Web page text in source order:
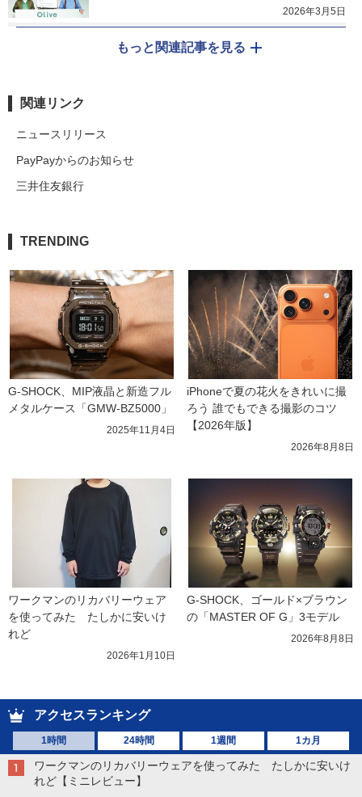
2026年3月5日
もっと関連記事を見る
関連リンク
ニュースリリース
PayPayからのお知らせ
三井住友銀行
TRENDING
G-SHOCK、MIP液晶と新造フル
メタルケース「GMW-BZ5000」
2025年11月4日
iPhoneで夏の花火をきれいに撮
ろう 誰でもできる撮影のコツ
【2026年版】
2026年8月8日
ワークマンのリカバリーウェア
を使ってみた　たしかに安いけ
れど
2026年1月10日
G-SHOCK、ゴールド×ブラウン
の「MASTER OF G」3モデル
2026年8月8日
アクセスランキング
1時間 24時間 1週間 1カ月
ワークマンのリカバリーウェアを使ってみた たしかに安いけ
れど【ミニレビュー】